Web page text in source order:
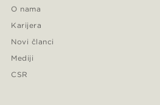
O nama
Karijera
Novi članci
Mediji
CSR